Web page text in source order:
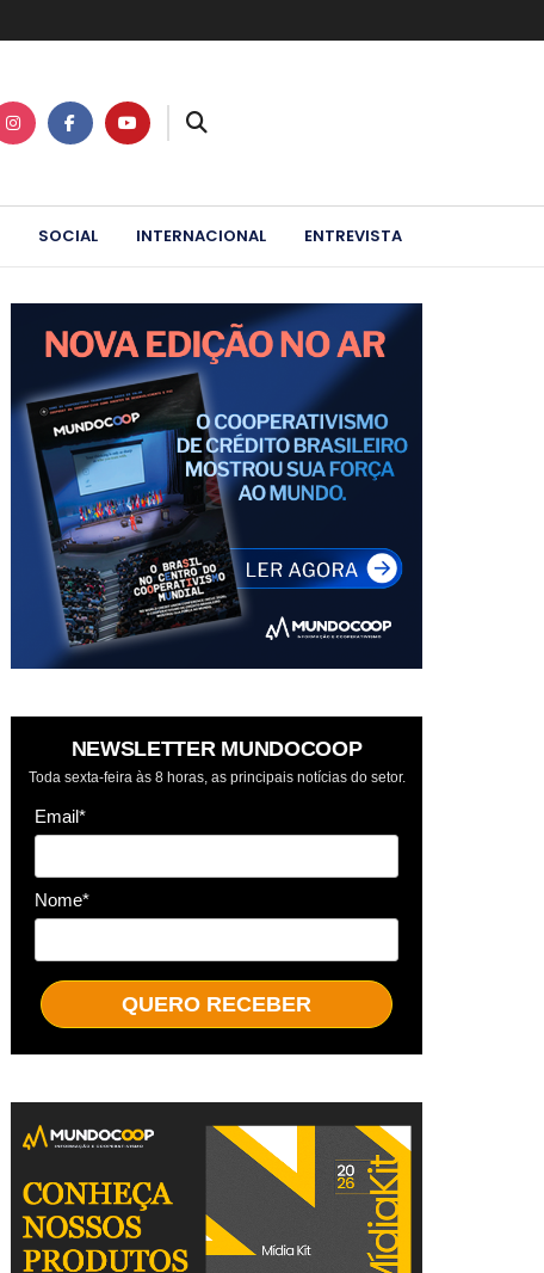
SOCIAL INTERNACIONAL ENTREVISTA
NEWSLETTER MUNDOCOOP
Toda sexta-feira às 8 horas, as principais notícias do setor.
Email*
Nome*
QUERO RECEBER